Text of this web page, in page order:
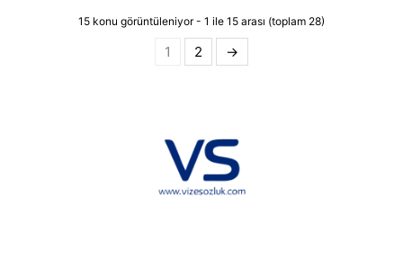
15 konu görüntüleniyor - 1 ile 15 arası (toplam 28)
1 2 →